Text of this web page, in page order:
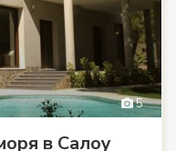
5
в Салоу